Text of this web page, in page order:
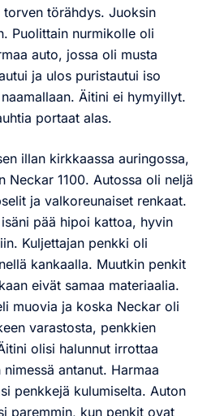
törähdys. Juoksin
Puolittain nurmikolle oli
auto, jossa oli musta
ja ulos puristautui iso
Äitini ei hymyillyt.
portaat alas.
illan kirkkaassa auringossa,
Neckar 1100. Autossa oli neljä
ja valkoreunaiset renkaat.
pää hipoi kattoa, hyvin
Kuljettajan penkki oli
kankaalla. Muutkin penkit
eivät samaa materiaalia.
muovia ja koska Neckar oli
varastosta, penkkien
olisi halunnut irrottaa
antanut. Harmaa
penkkejä kulumiselta. Auton
paremmin, kun penkit ovat